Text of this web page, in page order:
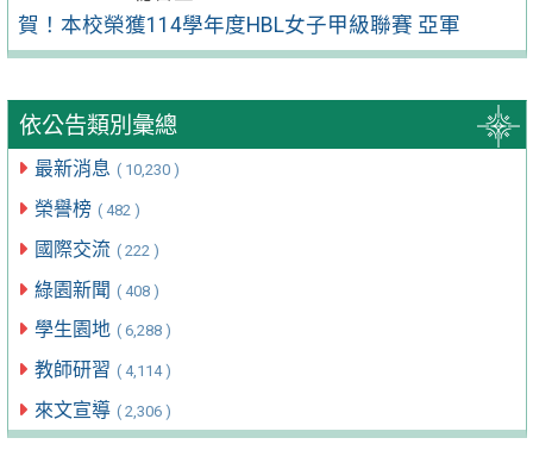
賀！本校榮獲114學年度HBL女子甲級聯賽 亞軍
依公告類別彙總
最新消息 ( 10,230 )
榮譽榜 ( 482 )
國際交流 ( 222 )
綠園新聞 ( 408 )
學生園地 ( 6,288 )
教師研習 ( 4,114 )
來文宣導 ( 2,306 )